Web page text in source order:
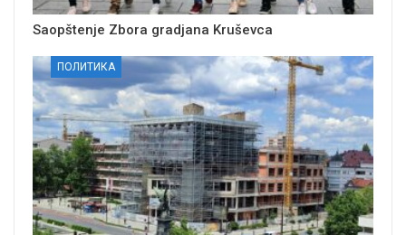
Saopštenje Zbora gradjana Kruševca
ПОЛИТИКА